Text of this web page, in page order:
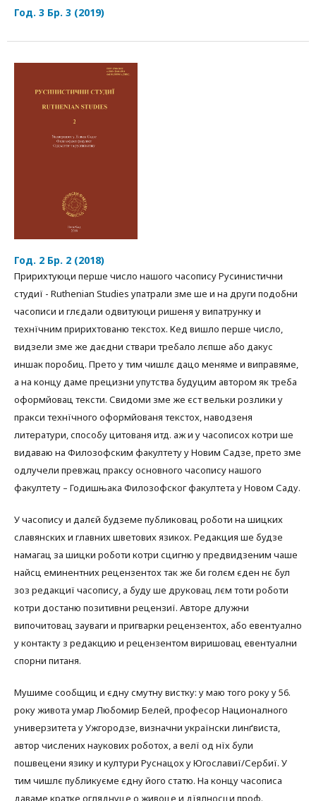
Год. 3 Бр. 3 (2019)
Год. 2 Бр. 2 (2018)
Пририхтуюци перше число нашого часопису Русинистични
студиї - Ruthenian Studies упатрали зме ше и на други подобни
часописи и глєдали одвитуюци ришеня у випатрунку и
технїчним пририхтованю текстох. Кед вишло перше число,
видзели зме же даєдни ствари требало лєпше або дакус
иншак поробиц. Прето у тим чишлє дацо мeняме и виправяме,
а на концу даме прецизни упутства будуцим автором як треба
оформйовац тексти. Свидоми зме же єст вельки розлики у
пракси технїчного оформйованя текстох, наводзеня
литератури, способу цитованя итд. аж и у часописох котри ше
видаваю на Филозофским факултету у Новим Садзе, прето зме
одлучели превжац праксу основного часопису нашого
факултету – Годишњака Филозофског факултета у Новом Саду.
У часопису и далєй будземе публиковац роботи на шицких
славянских и главних шветових язикох. Редакция ше будзе
намагац за шицки роботи котри сцигню у предвидзеним чаше
найсц еминентних рецензентох так же би голєм єден нє бул
зоз редакциї часопису, а буду ше друковац лєм тоти роботи
котри достаню позитивни рецензиї. Авторе длужни
випочитовац зауваги и пригварки рецензентох, або евентуално
у контакту з редакцию и рецензентом виришовац евентуални
спорни питаня.
Мушиме сообщиц и єдну смутну вистку: у маю того року у 56.
року живота умар Любомир Белей, професор Националного
универзитета у Ужгородзе, визначни українски линґвиста,
автор числених наукових роботох, а велї од нїх були
пошвецени язику и култури Руснацох у Югославиї/Сербиї. У
тим чишлє публикуєме єдну його статю. На концу часописа
даваме кратке огляднуце о живоце и дїялносци проф.